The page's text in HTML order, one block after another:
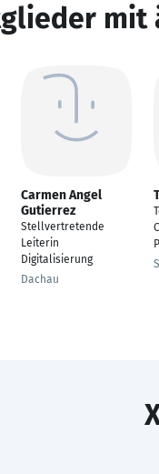
Carmen Angel
Gutierrez
Stellvertretende
Leiterin
Digitalisierung
Dachau